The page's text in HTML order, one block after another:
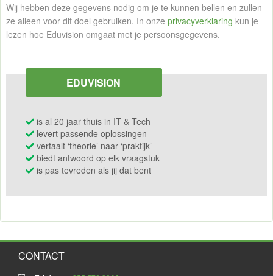
Wij hebben deze gegevens nodig om je te kunnen bellen en zullen
ze alleen voor dit doel gebruiken. In onze privacyverklaring kun je
lezen hoe Eduvision omgaat met je persoonsgegevens.
EDUVISION
is al 20 jaar thuis in IT & Tech
levert passende oplossingen
vertaalt ‘theorie’ naar ‘praktijk’
biedt antwoord op elk vraagstuk
is pas tevreden als jij dat bent
CONTACT